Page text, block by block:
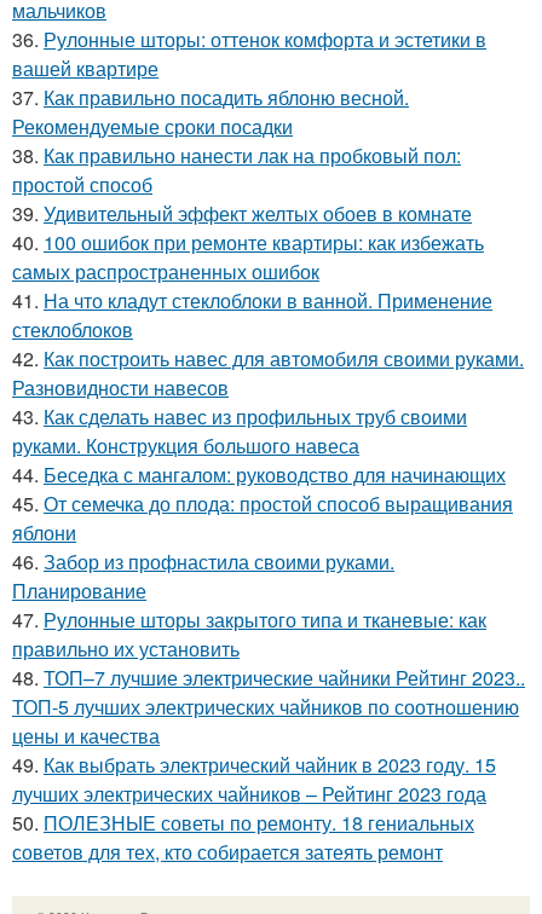
мальчиков
36. Рулонные шторы: оттенок комфорта и эстетики в
вашей квартире
37. Как правильно посадить яблоню весной.
Рекомендуемые сроки посадки
38. Как правильно нанести лак на пробковый пол:
простой способ
39. Удивительный эффект желтых обоев в комнате
40. 100 ошибок при ремонте квартиры: как избежать
самых распространенных ошибок
41. На что кладут стеклоблоки в ванной. Применение
стеклоблоков
42. Как построить навес для автомобиля своими руками.
Разновидности навесов
43. Как сделать навес из профильных труб своими
руками. Конструкция большого навеса
44. Беседка с мангалом: руководство для начинающих
45. От семечка до плода: простой способ выращивания
яблони
46. Забор из профнастила своими руками.
Планирование
47. Рулонные шторы закрытого типа и тканевые: как
правильно их установить
48. ТОП–7 лучшие электрические чайники Рейтинг 2023..
ТОП-5 лучших электрических чайников по соотношению
цены и качества
49. Как выбрать электрический чайник в 2023 году. 15
лучших электрических чайников – Рейтинг 2023 года
50. ПОЛЕЗНЫЕ советы по ремонту. 18 гениальных
советов для тех, кто собирается затеять ремонт